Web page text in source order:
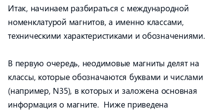
Итак, начинаем разбираться с международной
номенклатурой магнитов, а именно классами,
техническими характеристиками и обозначениями.
В первую очередь, неодимовые магниты делят на
классы, которые обозначаются буквами и числами
(например, N35), в которых и заложена основная
информация о магните. Ниже приведена